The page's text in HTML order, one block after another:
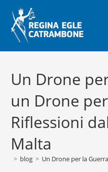
contenuto
Un Drone
un Drone
Riflessioni
Malta
> blog > Un Drone per la